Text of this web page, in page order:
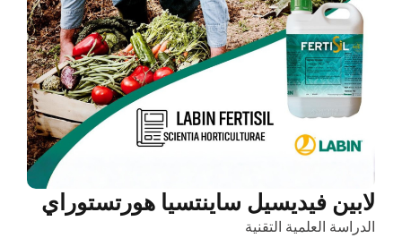
لابين فيديسيل ساينتسيا هورتستوراي
الدراسة العلمية التقنية